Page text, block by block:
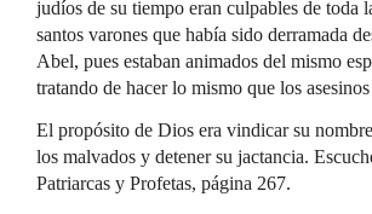
judíos de su tiempo eran culpables de toda
santos varones que había sido derramada
Abel, pues estaban animados del mismo
tratando de hacer lo mismo que los
El propósito de Dios era vindicar su
los malvados y detener su jactancia.
Patriarcas y Profetas, página 267.